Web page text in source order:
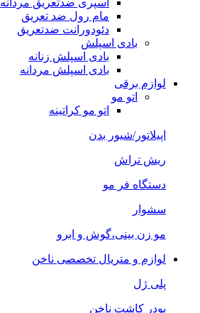
اسپری ضدتعریق مردانه
مام رول ضد تعریق
دئودورانت ضدتعریق
بادی اسپلش
بادی اسپلش زنانه
بادی اسپلش مردانه
لوازم برقی
اتو مو
اتو مو کراتینه
اپیلاتور/شیور بدن
ریش تراش
دستگاه فر مو
سشوار
مو زن بینی،گوش و ابرو
لوازم و متریال تخصصی ناخن
پلی ژل
پودر کاشت ناخن